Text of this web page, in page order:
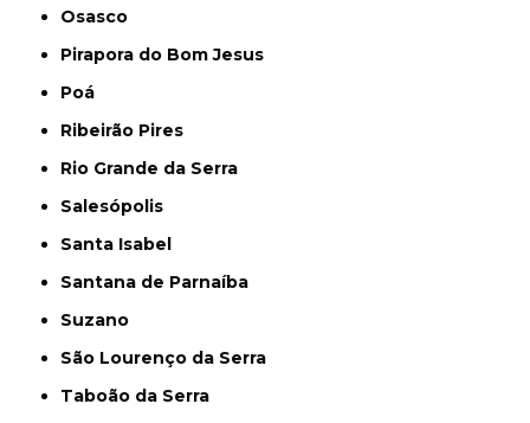
Osasco
Pirapora do Bom Jesus
Poá
Ribeirão Pires
Rio Grande da Serra
Salesópolis
Santa Isabel
Santana de Parnaíba
Suzano
São Lourenço da Serra
Taboão da Serra